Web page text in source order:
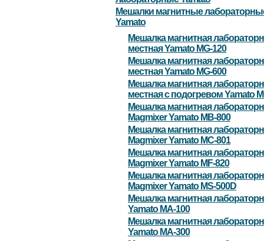
Мешалки магнитные
Yamato
Мешалка магнитная
местная Yamato MG-120
Мешалка магнитная
местная Yamato MG-600
Мешалка магнитная
местная с подогревом Yamato
Мешалка магнитная
Magmixer Yamato MB-800
Мешалка магнитная
Magmixer Yamato MC-801
Мешалка магнитная
Magmixer Yamato MF-820
Мешалка магнитная
Magmixer Yamato MS-500D
Мешалка магнитная
Yamato MA-100
Мешалка магнитная
Yamato MA-300